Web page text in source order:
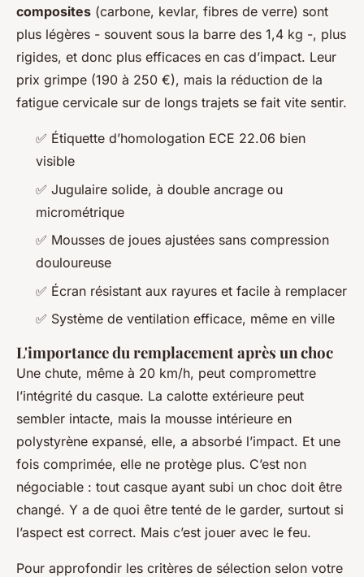
composites (carbone, kevlar, fibres de verre) sont
plus légères - souvent sous la barre des 1,4 kg -, plus
rigides, et donc plus efficaces en cas d’impact. Leur
prix grimpe (190 à 250 €), mais la réduction de la
fatigue cervicale sur de longs trajets se fait vite sentir.
✅ Étiquette d’homologation ECE 22.06 bien
visible
✅ Jugulaire solide, à double ancrage ou
micrométrique
✅ Mousses de joues ajustées sans compression
douloureuse
✅ Écran résistant aux rayures et facile à remplacer
✅ Système de ventilation efficace, même en ville
L'importance du remplacement après un choc
Une chute, même à 20 km/h, peut compromettre
l’intégrité du casque. La calotte extérieure peut
sembler intacte, mais la mousse intérieure en
polystyrène expansé, elle, a absorbé l’impact. Et une
fois comprimée, elle ne protège plus. C’est non
négociable : tout casque ayant subi un choc doit être
changé. Y a de quoi être tenté de le garder, surtout si
l’aspect est correct. Mais c’est jouer avec le feu.
Pour approfondir les critères de sélection selon votre